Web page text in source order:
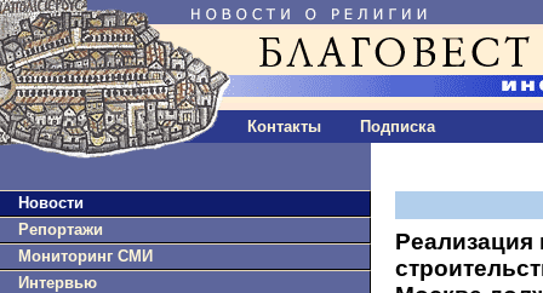
Контакты Подписка
Новости
Репортажи
Мониторинг СМИ
Интервью